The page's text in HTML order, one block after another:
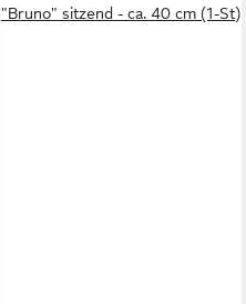
"Bruno" sitzend - ca. 40 cm (1-St)